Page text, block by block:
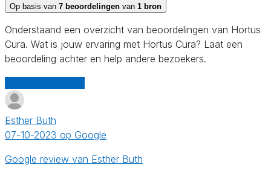
Op basis van 7 beoordelingen van 1 bron
Onderstaand een overzicht van beoordelingen van Hortus
Cura. Wat is jouw ervaring met Hortus Cura? Laat een
beoordeling achter en help andere bezoekers.
Esther Buth
07-10-2023 op Google
Google review van Esther Buth